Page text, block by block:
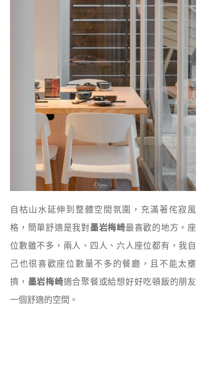
自枯山水延伸到整體空間氛圍，充滿著侘寂風
格，簡單舒適是我對墨岩梅崎最喜歡的地方。座
位數雖不多，兩人、四人、六人座位都有，我自
己也很喜歡座位數量不多的餐廳，且不能太壅
擠， 墨岩梅崎適合聚餐或給想好好吃頓飯的朋友
一個舒適的空間。